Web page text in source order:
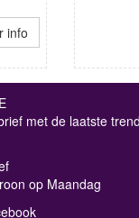
info
met de laatste
op Maandag